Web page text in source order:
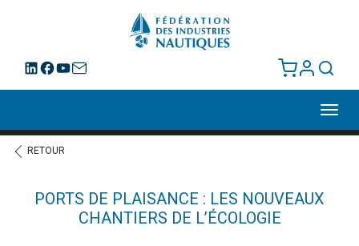
RETOUR
PORTS DE PLAISANCE : LES NOUVEAUX
CHANTIERS DE L’ÉCOLOGIE